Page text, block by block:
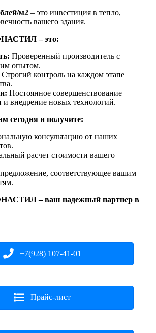
м2 – это инвестиция в тепло,
вашего здания.
– это:
Проверенный производитель с
опытом.
Строгий контроль на каждом этапе
Постоянное совершенствование
и внедрение новых технологий.
сегодня и получите:
консультацию от наших
расчет стоимости вашего
соответствующее вашим
– ваш надежный партнер в
+7(928) 107-41-01
Прайс-лист